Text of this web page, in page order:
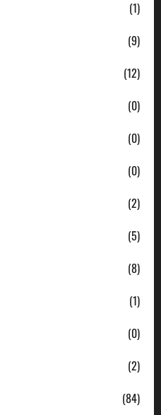
(1)
(9)
(12)
(0)
(0)
(0)
(2)
(5)
(8)
(1)
(0)
(2)
(84)